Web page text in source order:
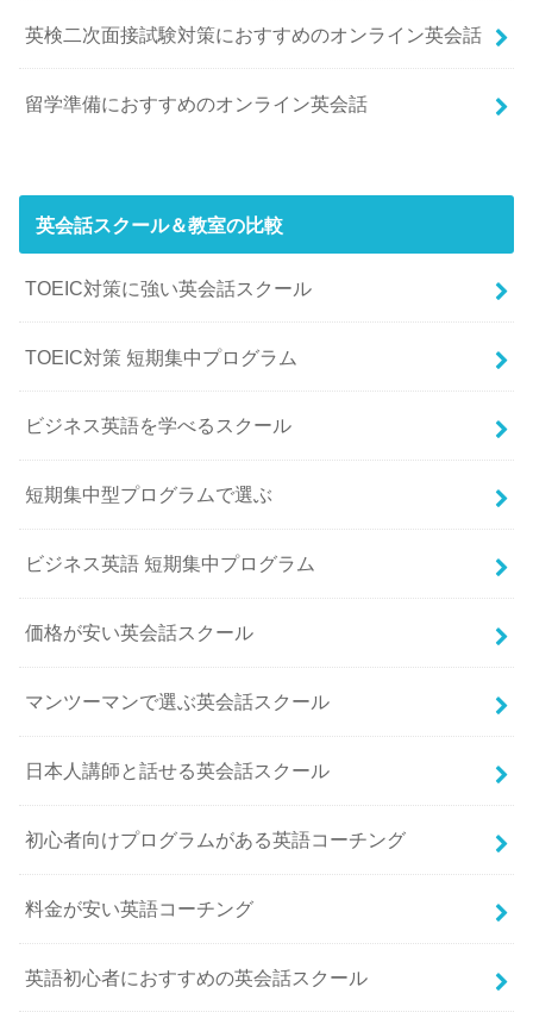
英検二次面接試験対策におすすめのオンライン英会話
留学準備におすすめのオンライン英会話
英会話スクール＆教室の比較
TOEIC対策に強い英会話スクール
TOEIC対策 短期集中プログラム
ビジネス英語を学べるスクール
短期集中型プログラムで選ぶ
ビジネス英語 短期集中プログラム
価格が安い英会話スクール
マンツーマンで選ぶ英会話スクール
日本人講師と話せる英会話スクール
初心者向けプログラムがある英語コーチング
料金が安い英語コーチング
英語初心者におすすめの英会話スクール